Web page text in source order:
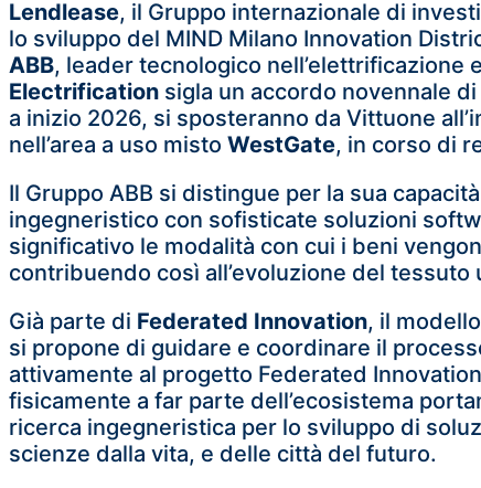
Lendlease, il Gruppo internazionale di
lo sviluppo del MIND Milano Innovation
ABB, leader tecnologico nell’elettrificazione
Electrification sigla un accordo novennale
a inizio 2026, si sposteranno da Vittuone
nell’area a uso misto WestGate, in corso di
Il Gruppo ABB si distingue per la sua
ingegneristico con sofisticate soluzioni
significativo le modalità con cui i beni
contribuendo così all’evoluzione del tessuto
Già parte di Federated Innovation, il
si propone di guidare e coordinare il
attivamente al progetto Federated
fisicamente a far parte dell’ecosistema
ricerca ingegneristica per lo sviluppo di
scienze dalla vita, e delle città del futuro.